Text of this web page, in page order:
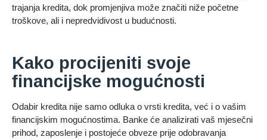
trajanja kredita, dok promjenjiva može značiti niže početne
troškove, ali i nepredvidivost u budućnosti.
Kako procijeniti svoje
financijske mogućnosti
Odabir kredita nije samo odluka o vrsti kredita, već i o vašim
financijskim mogućnostima. Banke će analizirati vaš mjesečni
prihod, zaposlenje i postojeće obveze prije odobravanja